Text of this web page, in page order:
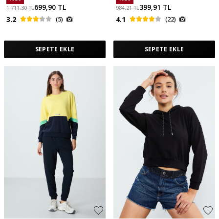
1.711,30TL699,90 TL
3.2
(5)
SEPETE EKLE
984,21TL399,91 TL
4.1
(22)
SEPETE EKLE